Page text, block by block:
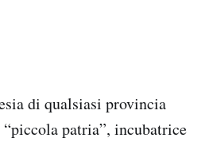
di qualsiasi provincia
patria”, incubatrice